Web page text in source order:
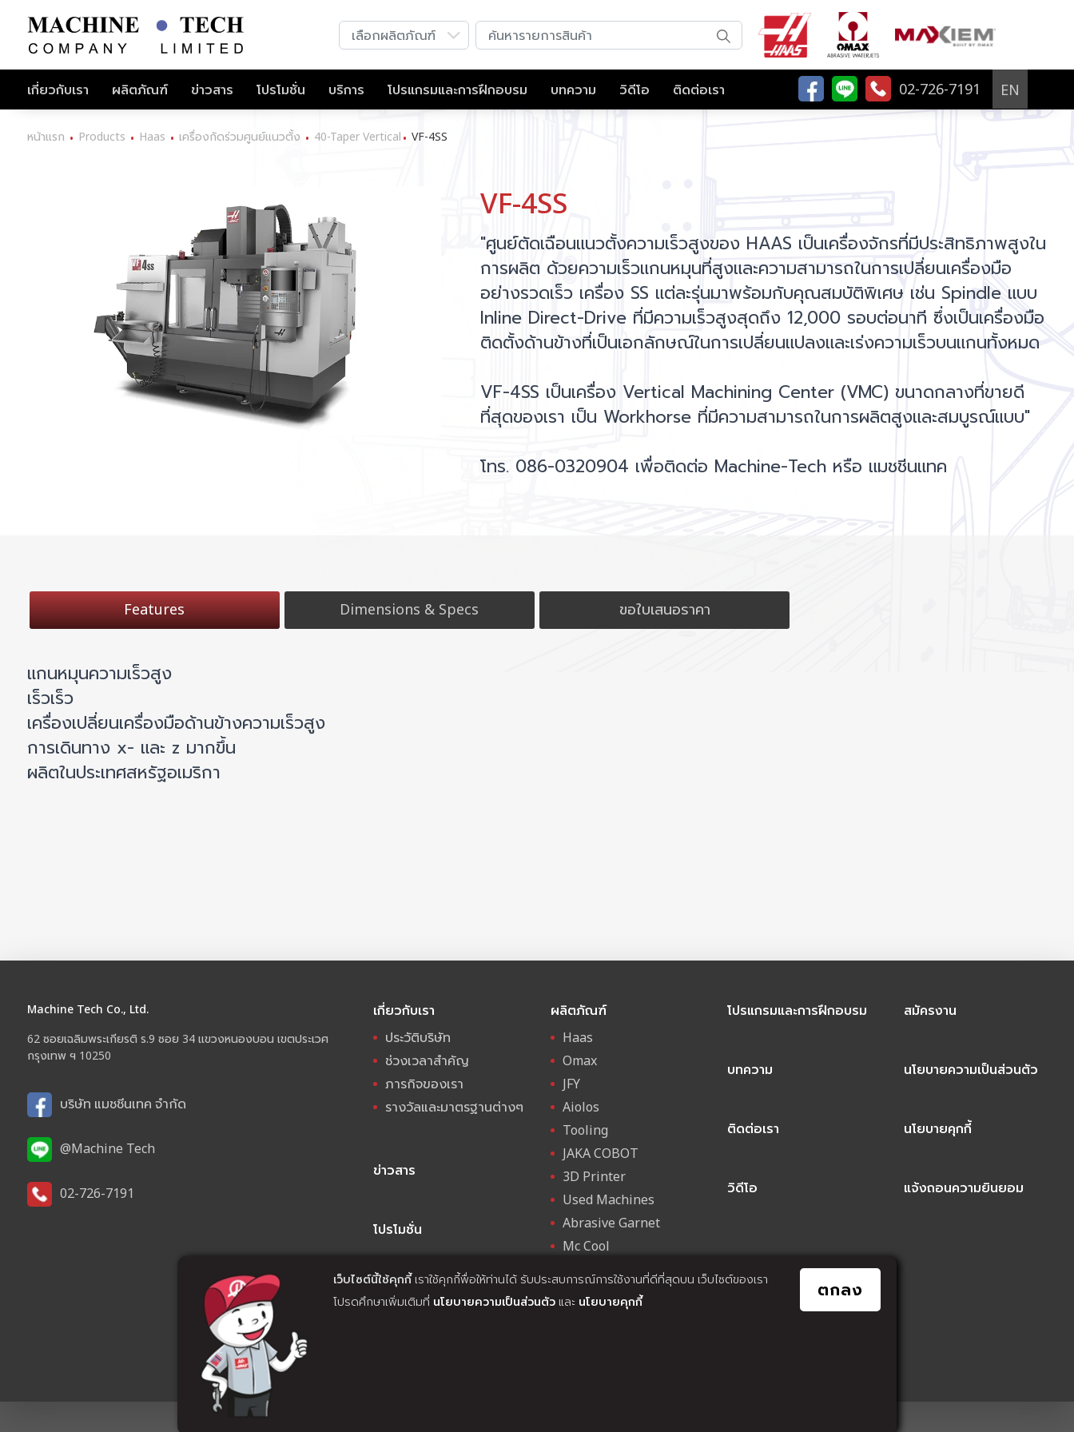
เกี่ยวกับเรา ผลิตภัณฑ์ ข่าวสาร โปรโมชั่น บริการ โปรแกรมและการฝึกอบรม บทความ วิดีโอ ติดต่อเรา 02-726-7191 EN
หน้าแรก • Products • Haas • เครื่องกัดร่วมศูนย์แนวตั้ง • 40-Taper Vertical • VF-4SS
VF-4SS
"ศูนย์ตัดเฉือนแนวตั้งความเร็วสูงของ HAAS เป็นเครื่องจักรที่มีประสิทธิภาพสูงใน
การผลิต ด้วยความเร็วแกนหมุนที่สูงและความสามารถในการเปลี่ยนเครื่องมือ
อย่างรวดเร็ว เครื่อง SS แต่ละรุ่นมาพร้อมกับคุณสมบัติพิเศษ เช่น Spindle แบบ
Inline Direct-Drive ที่มีความเร็วสูงสุดถึง 12,000 รอบต่อนาที ซึ่งเป็นเครื่องมือ
ติดตั้งด้านข้างที่เป็นเอกลักษณ์ในการเปลี่ยนแปลงและเร่งความเร็วบนแกนทั้งหมด
VF-4SS เป็นเครื่อง Vertical Machining Center (VMC) ขนาดกลางที่ขายดี
ที่สุดของเรา เป็น Workhorse ที่มีความสามารถในการผลิตสูงและสมบูรณ์แบบ"
โทร. 086-0320904 เพื่อติดต่อ Machine-Tech หรือ แมชชีนแทค
Features Dimensions & Specs ขอใบเสนอราคา
แกนหมุนความเร็วสูง
เร็วเร็ว
เครื่องเปลี่ยนเครื่องมือด้านข้างความเร็วสูง
การเดินทาง x- และ z มากขึ้น
ผลิตในประเทศสหรัฐอเมริกา
Machine Tech Co., Ltd.
62 ซอยเฉลิมพระเกียรติ ร.9 ซอย 34 แขวงหนองบอน เขตประเวศ
กรุงเทพ ฯ 10250
บริษัท แมชชีนเทค จำกัด
@Machine Tech
02-726-7191
เกี่ยวกับเรา
ประวัติบริษัท
ช่วงเวลาสำคัญ
ภารกิจของเรา
รางวัลและมาตรฐานต่างๆ
ข่าวสาร
โปรโมชั่น
ผลิตภัณฑ์
Haas
Omax
JFY
Aiolos
Tooling
JAKA COBOT
3D Printer
Used Machines
Abrasive Garnet
Mc Cool
โปรแกรมและการฝึกอบรม
บทความ
ติดต่อเรา
วิดีโอ
สมัครงาน
นโยบายความเป็นส่วนตัว
นโยบายคุกกี้
แจ้งถอนความยินยอม
เว็บไซต์นี้ใช้คุกกี้เราใช้คุกกี้พื่อให้ท่านได้ รับประสบการณ์การใช้งานที่ดีที่สุดบน เว็บไซต์ของเรา
โปรดศึกษาเพิ่มเติมที่ นโยบายความเป็นส่วนตัวและ นโยบายคุกกี้
ตกลง